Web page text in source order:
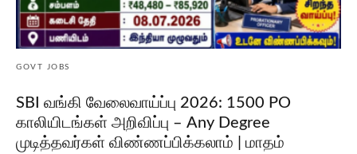
GOVT JOBS
SBI வங்கி வேலைவாய்ப்பு 2026: 1500 PO
காலியிடங்கள் அறிவிப்பு – Any Degree
முடித்தவர்கள் விண்ணப்பிக்கலாம் | மாதம்